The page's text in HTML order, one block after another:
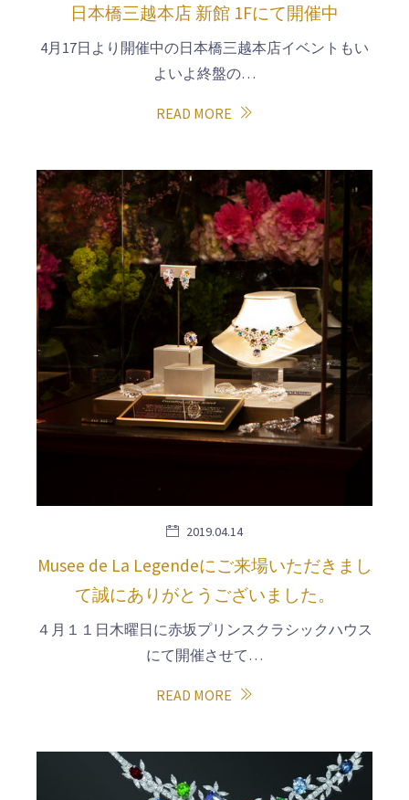
日本橋三越本店 新館 1Fにて開催中
4月17日より開催中の日本橋三越本店イベントもい
よいよ終盤の…
READ MORE
2019.04.14
Musee de La Legendeにご来場いただきまし
て誠にありがとうございました。
４月１１日木曜日に赤坂プリンスクラシックハウス
にて開催させて…
READ MORE